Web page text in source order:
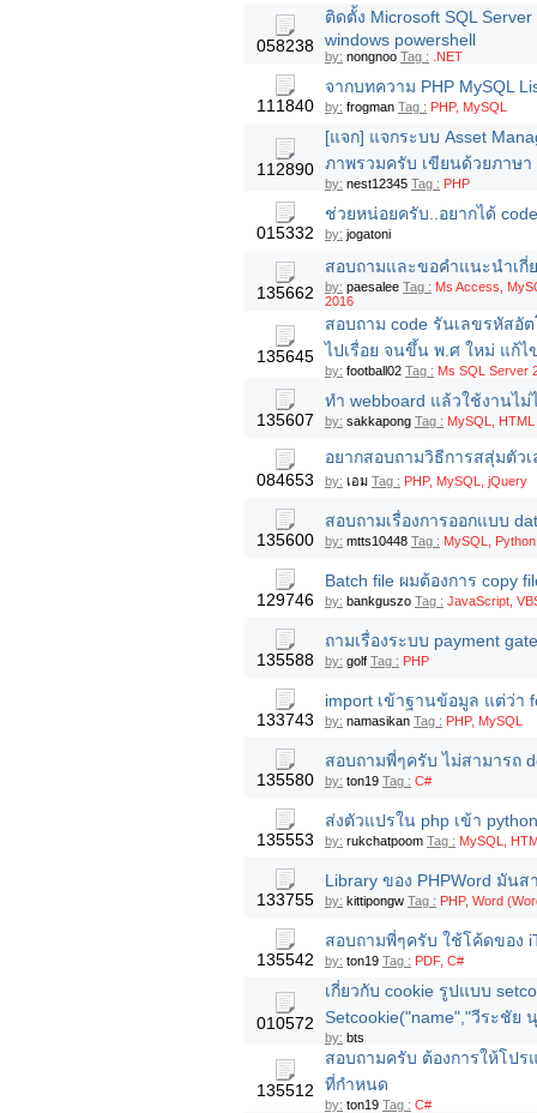
058238
ติดตั้ง Microsoft SQL
windows powershell
by: nongnoo Tag : .NET
111840
จากบทความ PHP MySQL
by: frogman Tag : PHP, MySQL
112890
[แจก] แจกระบบ Asset
ภาพรวมครับ เขียนด้วยภาษา
by: nest12345 Tag : PHP
015332
ช่วยหน่อยครับ..อยากได้
by: jogatoni
135662
สอบถามและขอคำแนะนำเกี่
by: paesalee Tag : Ms Access,
2016
135645
สอบถาม code รันเลขรหัสอั
ไปเรื่อย จนขึ้น พ.ศ ใหม่ แก้
by: football02 Tag : Ms SQL Server
135607
ทำ webboard แล้วใช้งานไ
by: sakkapong Tag : MySQL, HTML
084653
อยากสอบถามวิธีการสสุ่มตัว
by: เอม Tag : PHP, MySQL, jQuery
135600
สอบถามเรื่องการออกแบบ
by: mtts10448 Tag : MySQL, Python
129746
Batch file ผมต้องการ copy
by: bankguszo Tag : JavaScript,
135588
ถามเรื่องระบบ payment
by: golf Tag : PHP
133743
import เข้าฐานข้อมูล แต่ว่า
by: namasikan Tag : PHP, MySQL
135580
สอบถามพี่ๆครับ ไม่สามารถ
by: ton19 Tag : C#
135553
ส่งตัวแปรใน php เข้า
by: rukchatpoom Tag : MySQL,
133755
Library ของ PHPWord มันส
by: kittipongw Tag : PHP, Word
135542
สอบถามพี่ๆครับ ใช้โค้ดของ
by: ton19 Tag : PDF, C#
010572
เกี่ยวกับ cookie รูปแบบ
Setcookie("name","วีระชัย
by: bts
135512
สอบถามครับ ต้องการให้โปร
ที่กำหนด
by: ton19 Tag : C#